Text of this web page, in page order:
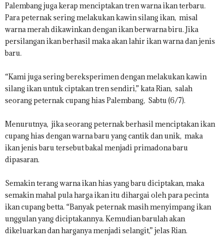
Palembang juga kerap menciptakan tren warna ikan terbaru.
Para peternak sering melakukan kawin silang ikan, misal
warna merah dikawinkan dengan ikan berwarna biru. Jika
persilangan ikan berhasil maka akan lahir ikan warna dan jenis
baru.
“Kami juga sering bereksperimen dengan melakukan kawin
silang ikan untuk ciptakan tren sendiri,” kata Rian, salah
seorang peternak cupang hias Palembang, Sabtu (6/7).
Menurutnya, jika seorang peternak berhasil menciptakan ikan
cupang hias dengan warna baru yang cantik dan unik, maka
ikan jenis baru tersebut bakal menjadi primadona baru
dipasaran.
Semakin terang warna ikan hias yang baru diciptakan, maka
semakin mahal pula harga ikan itu dihargai oleh para pecinta
ikan cupang betta. “Banyak peternak masih menyimpang ikan
unggulan yang diciptakannya. Kemudian barulah akan
dikeluarkan dan harganya menjadi selangit,” jelas Rian.